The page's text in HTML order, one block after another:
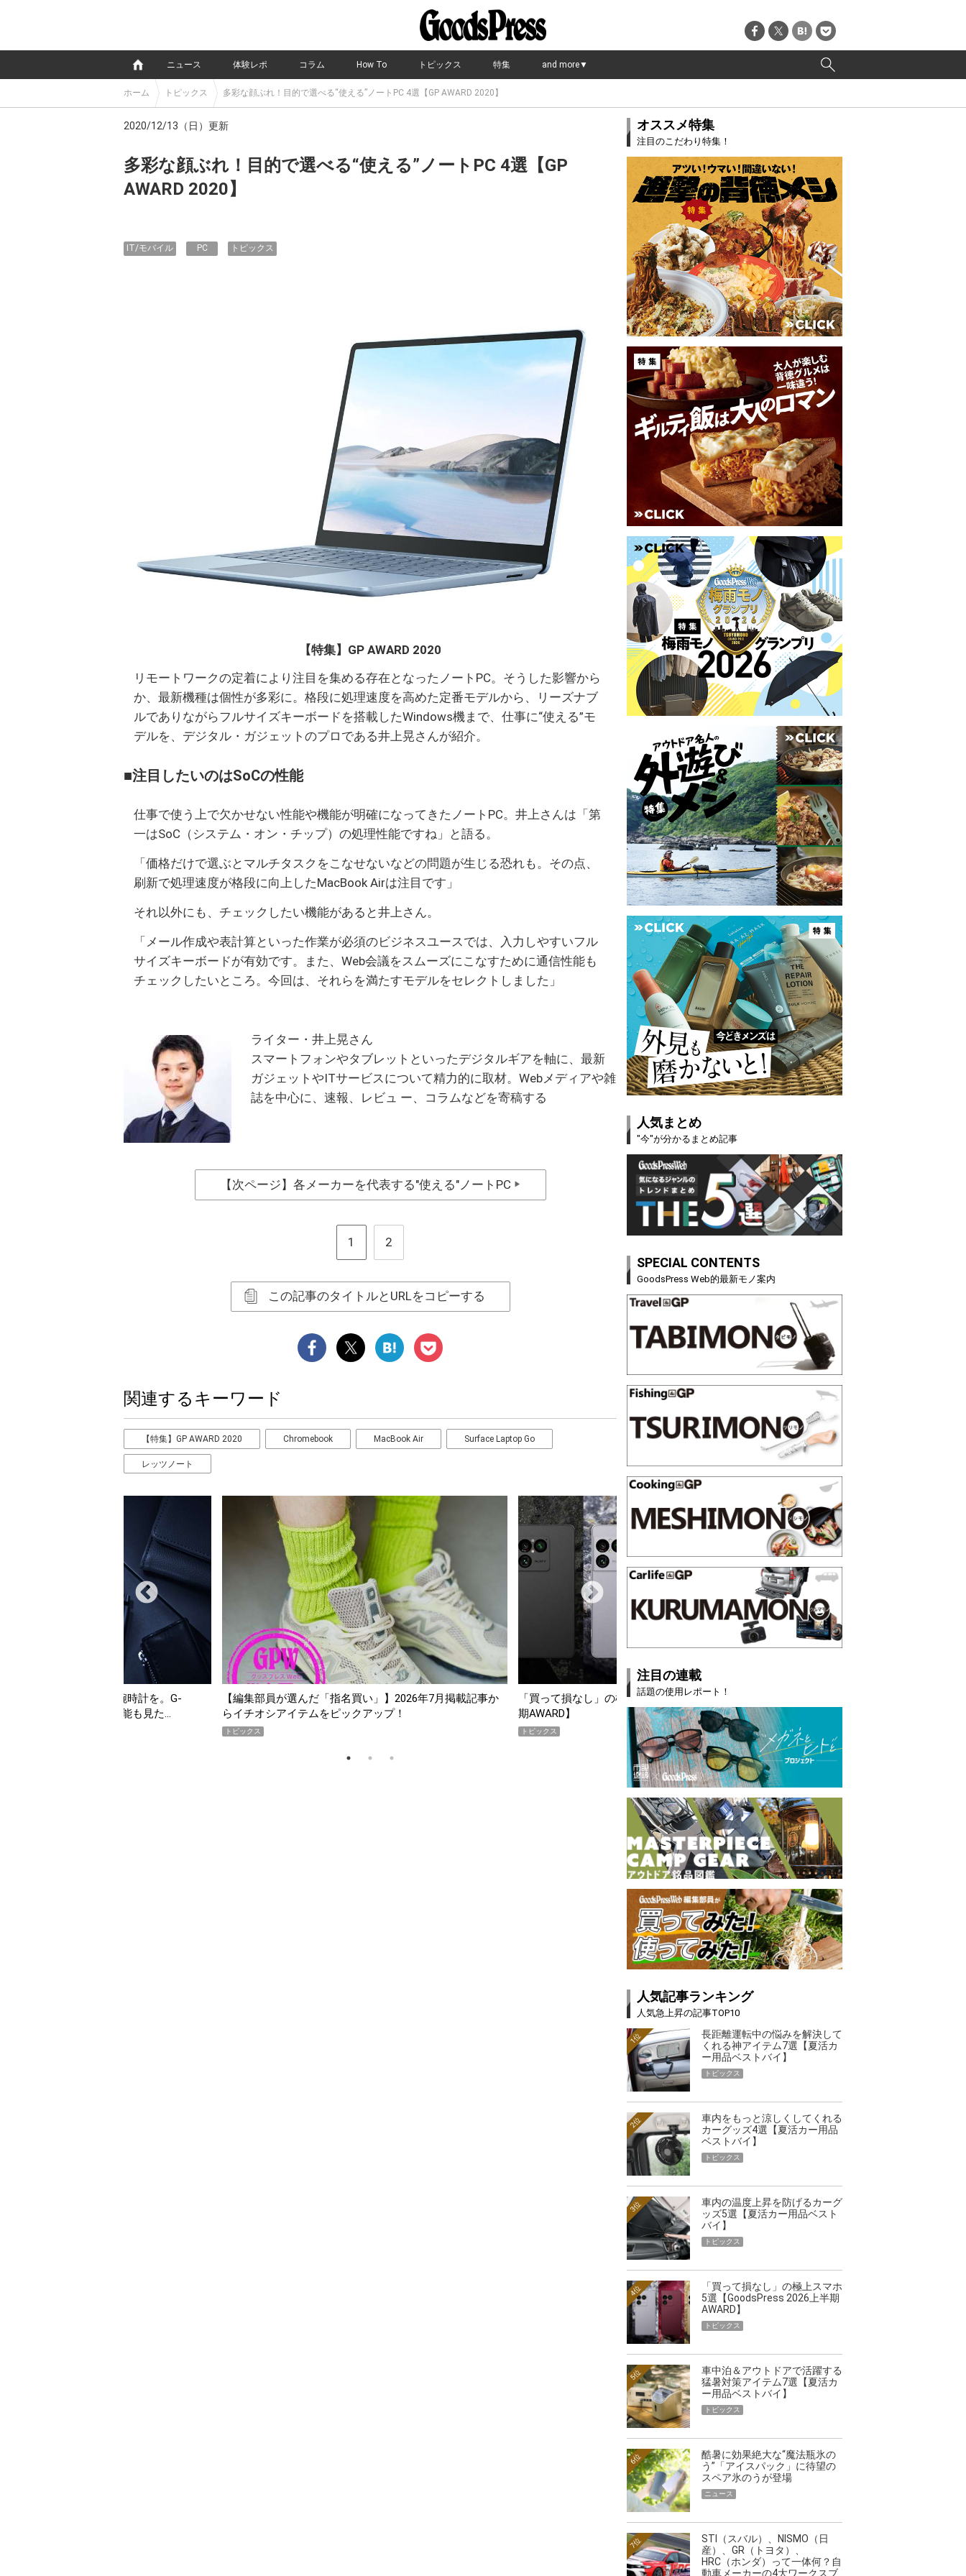
ニュース 体験レポ コラム How To トピックス 特集 and more▼
ホーム トピックス 多彩な顔ぶれ！目的で選べる“使える”ノートPC 4選【GP AWARD 2020】
2020/12/13（日）更新
多彩な顔ぶれ！目的で選べる“使える”ノートPC 4選【GP
AWARD 2020】
IT/モバイル PC トピックス
【特集】GP AWARD 2020
リモートワークの定着により注目を集める存在となったノートPC。そうした影響から
か、最新機種は個性が多彩に。格段に処理速度を高めた定番モデルから、リーズナブ
ルでありながらフルサイズキーボードを搭載したWindows機まで、仕事に“使える”モ
デルを、デジタル・ガジェットのプロである井上晃さんが紹介。
■注目したいのはSoCの性能
仕事で使う上で欠かせない性能や機能が明確になってきたノートPC。井上さんは「第
一はSoC（システム・オン・チップ）の処理性能ですね」と語る。
「価格だけで選ぶとマルチタスクをこなせないなどの問題が生じる恐れも。その点、
刷新で処理速度が格段に向上したMacBook Airは注目です」
それ以外にも、チェックしたい機能があると井上さん。
「メール作成や表計算といった作業が必須のビジネスユースでは、入力しやすいフル
サイズキーボードが有効です。また、Web会議をスムーズにこなすために通信性能も
チェックしたいところ。今回は、それらを満たすモデルをセレクトしました」
ライター・井上晃さん
スマートフォンやタブレットといったデジタルギアを軸に、最新
ガジェットやITサービスについて精力的に取材。Webメディアや雑
誌を中心に、速報、レビュ ー、コラムなどを寄稿する
【次ページ】各メーカーを代表する"使える"ノートPC ▶
1 2
この記事のタイトルとURLをコピーする
関連するキーワード
【特集】GP AWARD 2020 Chromebook MacBook Air Surface Laptop Go
レッツノート
夏こそ“映える”タフな腕時計を。G-
」は本当に機能も見た…
【編集部員が選んだ「指名買い」】2026年7月掲載記事か
らイチオシアイテムをピックアップ！
トピックス
「買って損なし」の極上スマホ5選【GoodsPress 2026上半
期AWARD】
トピックス
オススメ特集
注目のこだわり特集！
人気まとめ
"今"が分かるまとめ記事
SPECIAL CONTENTS
GoodsPress Web的最新モノ案内
注目の連載
話題の使用レポート！
人気記事ランキング
人気急上昇の記事TOP10
長距離運転中の悩みを解決して
くれる神アイテム7選【夏活カ
ー用品ベストバイ】
1位
トピックス
車内をもっと涼しくしてくれる
カーグッズ4選【夏活カー用品
ベストバイ】
2位
トピックス
車内の温度上昇を防げるカーグ
ッズ5選【夏活カー用品ベスト
バイ】
3位
トピックス
「買って損なし」の極上スマホ
5選【GoodsPress 2026上半期
AWARD】
4位
トピックス
車中泊＆アウトドアで活躍する
猛暑対策アイテム7選【夏活カ
ー用品ベストバイ】
5位
トピックス
酷暑に効果絶大な“魔法瓶氷の
う”「アイスパック」に待望の
スペア氷のうが登場
6位
ニュース
STI（スバル）、NISMO（日
産）、GR（トヨタ）、
HRC（ホンダ）って一体何？自
動車メーカーの4大ワークスブ
7位